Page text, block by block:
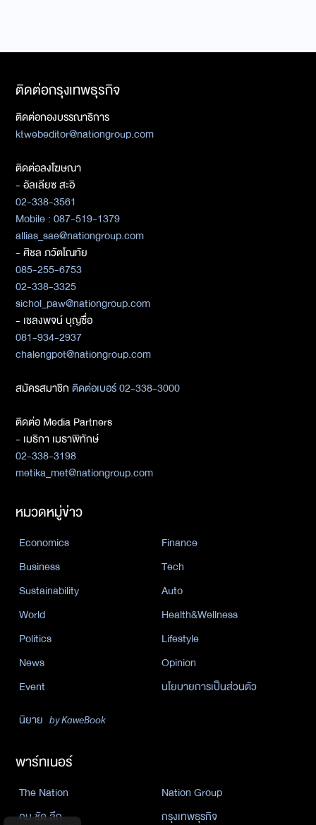
ติดต่อกรุงเทพธุรกิจ
ติดต่อกองบรรณาธิการ
ktwebeditor@nationgroup.com
ติดต่อลงโฆษณา
- อัลเลียซ สะอิ
02-338-3561
Mobile : 087-519-1379
allias_sae@nationgroup.com
- ศิชล ภวัตโณทัย
085-255-6753
02-338-3325
sichol_paw@nationgroup.com
- เชลงพจน์ บุญซื่อ
081-934-2937
chalengpot@nationgroup.com
สมัครสมาชิกติดต่อเบอร์ 02-338-3000
ติดต่อ Media Partners
- เมธิกา เมธาพิทักษ์
02-338-3198
metika_met@nationgroup.com
หมวดหมู่ข่าว
Economics
Finance
Business
Tech
Sustainability
Auto
World
Health&Wellness
Politics
Lifestyle
News
Opinion
Event
นโยบายการเป็นส่วนตัว
นิยาย by KaweBook
พาร์ทเนอร์
The Nation
Nation Group
คม ชัด ลึก
กรุงเทพธุรกิจ